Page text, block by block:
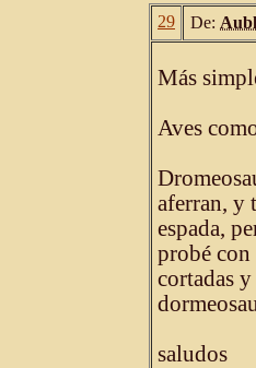
29 De:
Más
Aves
aferran, y
espada,
probé con
cortadas y
saludos